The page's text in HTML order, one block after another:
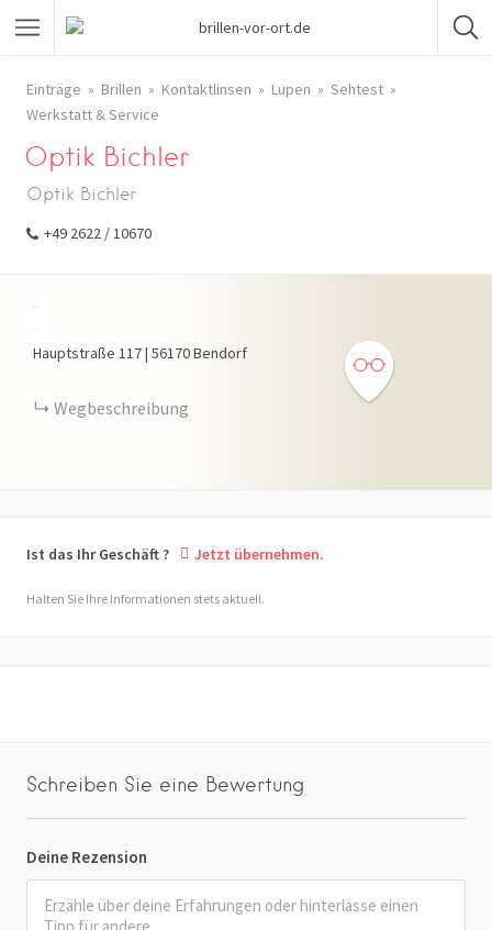
Einträge Brillen Kontaktlinsen Lupen
Sehtest
Werkstatt & Service
Optik Bichler
Optik Bichler
+49 2622 / 10670
Hauptstraße 117| 56170Bendorf
Wegbeschreibung
Ist das Ihr Geschäft ? Jetzt übernehmen.
Halten Sie Ihre Informationen stets aktuell.
Schreiben Sie eine Bewertung
Deine Rezension